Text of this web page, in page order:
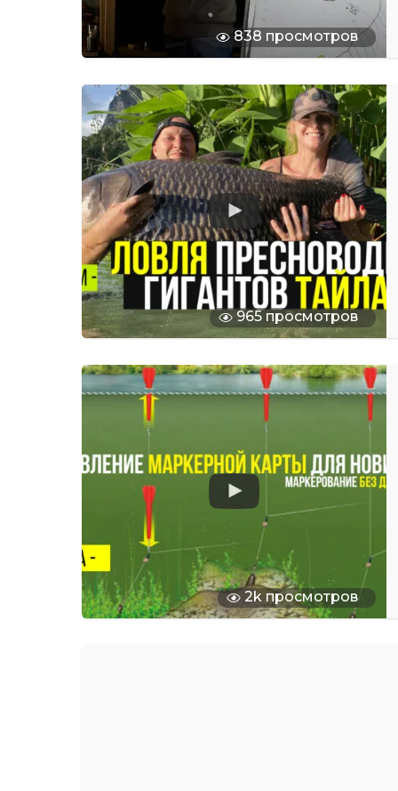
838 просмотров
965 просмотров
2k просмотров